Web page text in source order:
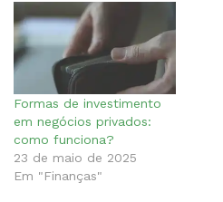
Formas de investimento
em negócios privados:
como funciona?
23 de maio de 2025
Em "Finanças"